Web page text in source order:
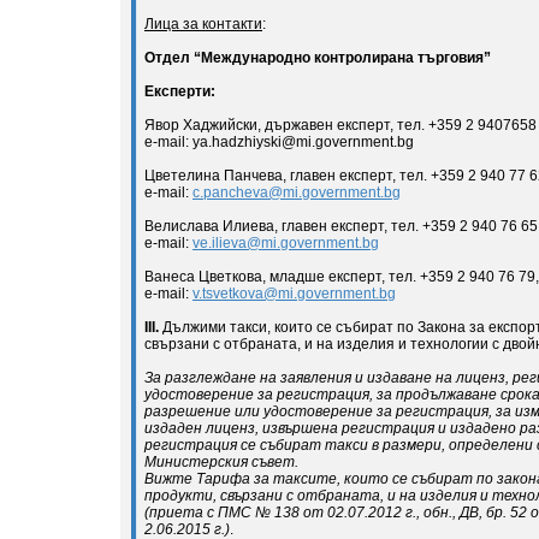
Лица за контакти:
Отдел “Международно контролирана търговия”
Експерти:
Явор Хаджийски, държавен експерт, тел. +359 2 9407658
e-mail: ya.hadzhiyski@mi.government.bg
Цветелина Панчева, главен експерт, тел. +359 2 940 77
e-mail: c.pancheva@mi.government.bg
Велислава Илиева, главен експерт, тел. +359 2 940 76
e-mail: ve.ilieva@mi.government.bg
Ванеса Цветкова, младше експерт, тел. +359 2 940 76 79,
e-mail: v.tsvetkova@mi.government.bg
ІІІ. Дължими такси, които се събират по Закона за
свързани с отбраната, и на изделия и технологии с
За разглеждане на заявления и издаване на лиценз,
удостоверение за регистрация, за продължаване
разрешение или удостоверение за регистрация, за
издаден лиценз, извършена регистрация и издадено
регистрация се събират такси в размери,
Министерския съвет.
Вижте Тарифа за таксите, които се събират по
продукти, свързани с отбраната, и на изделия и
(приета с ПМС № 138 от 02.07.2012 г., обн., ДВ, бр. 52
2.06.2015 г.).